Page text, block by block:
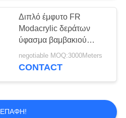
Διπλό έμφυτο FR
Modacrylic δεράτων
ύφασμα βαμβακιού
300gsm
negotiable MOQ:3000Meters
CONTACT
ΕΠΑΦΉ!